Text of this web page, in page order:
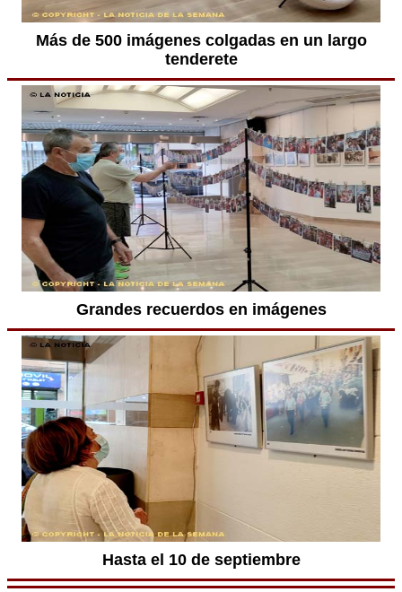
Más de 500 imágenes colgadas en un largo
tenderete
Grandes recuerdos en imágenes
Hasta el 10 de septiembre